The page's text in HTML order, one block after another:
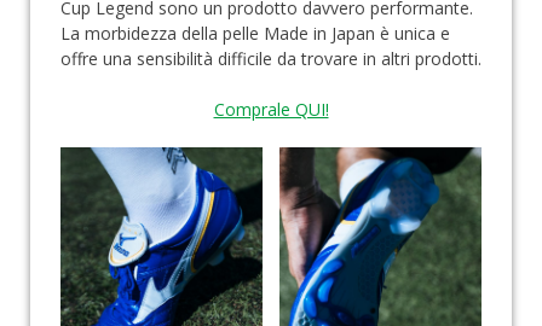
Cup Legend sono un prodotto davvero performante.
La morbidezza della pelle Made in Japan è unica e
offre una sensibilità difficile da trovare in altri prodotti.
Comprale QUI!